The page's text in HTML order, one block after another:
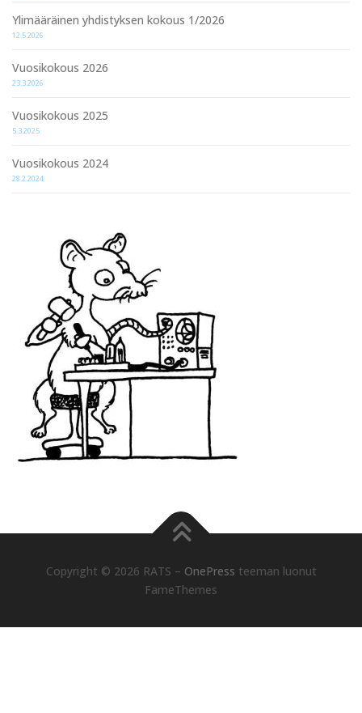
Ylimääräinen yhdistyksen kokous 1/2026
12.5.2026
Vuosikokous 2026
23.3.2026
Vuosikokous 2025
5.3.2025
Vuosikokous 2024
28.2.2024
Copyright © 2026 RATS – OnePress teeman luonut
FameThemes